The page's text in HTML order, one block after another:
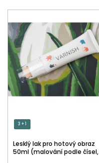
3 + 1
Lesklý lak pro hotový obraz
50ml (malování podle čísel,